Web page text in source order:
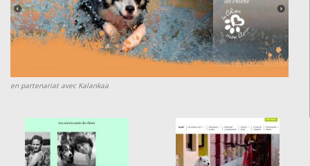
en partenariat avec Kalankaa